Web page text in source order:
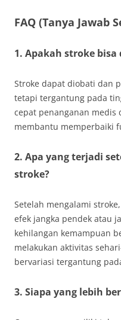
FAQ (Tanya Jawab
1. Apakah stroke
Stroke dapat diobati dan
tetapi tergantung pada
cepat penanganan medis
membantu memperbaiki
2. Apa yang terjadi
stroke?
Setelah mengalami
efek jangka pendek atau
kehilangan kemampuan
melakukan aktivitas
bervariasi tergantung
3. Siapa yang lebih